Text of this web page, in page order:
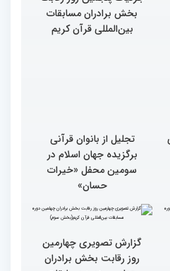
جزئیات پنجمین روز رقابت
تجلیل از بانوان قرآنی
برگزیده جهان اسلام در
سومین محفل «خیرات
حسان»